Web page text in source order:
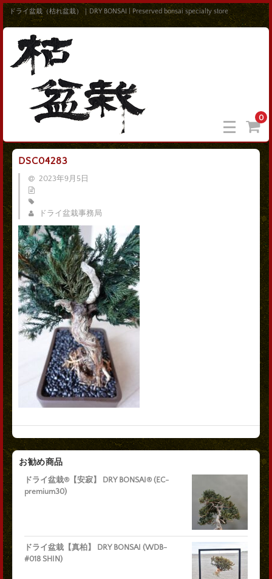
ドライ盆栽（枯れ盆栽）｜DRY BONSAI | Preserved bonsai specialty store
0
DSC04283
2023年9月5日
ドライ盆栽事務局
お勧め商品
ドライ盆栽®【安寂】 DRY BONSAI® (EC-
premium30)
ドライ盆栽【真柏】 DRY BONSAI (WDB-
#018 SHIN)